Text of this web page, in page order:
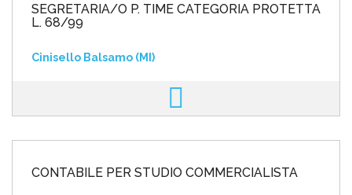
SEGRETARIA/O P. TIME CATEGORIA PROTETTA
L. 68/99
Cinisello Balsamo (MI)
CONTABILE PER STUDIO COMMERCIALISTA